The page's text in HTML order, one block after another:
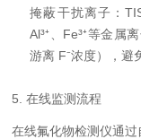
掩蔽干扰离子：
Al³⁺、Fe³⁺等金属
游离 F⁻浓度），避
5. 在线监测流程
在线氟化物检测仪通过